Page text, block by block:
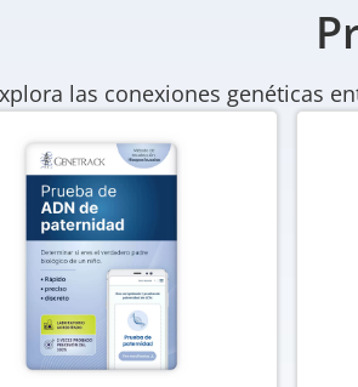
las conexiones genéticas